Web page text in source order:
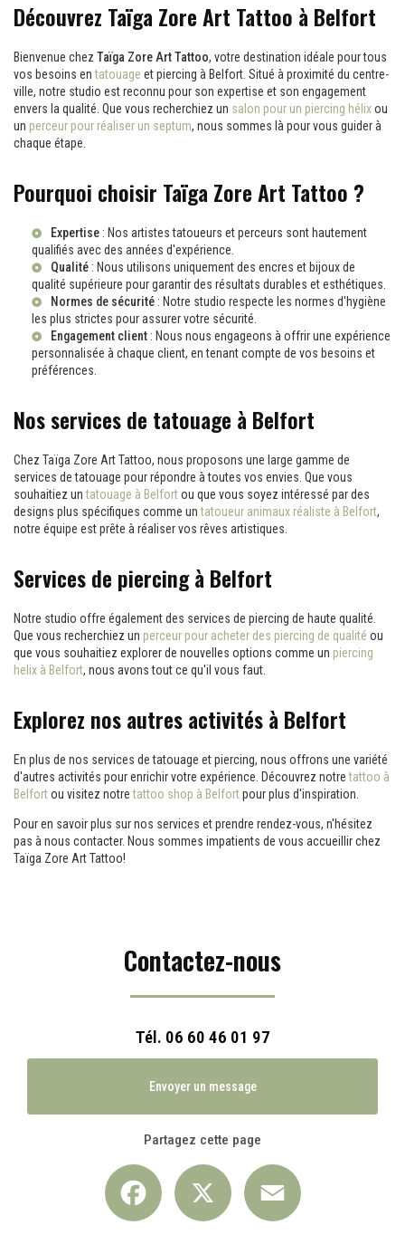
Découvrez Taïga Zore Art Tattoo à Belfort
Bienvenue chez Taïga Zore Art Tattoo, votre destination idéale pour tous
vos besoins entatouage et piercing à Belfort. Situé à proximité du centre-
ville, notre studio est reconnu pour son expertise et son engagement
envers la qualité. Que vous recherchiez un salon pour un piercing hélixou
un perceur pour réaliser un septum, nous sommes là pour vous guider à
chaque étape.
Pourquoi choisir Taïga Zore Art Tattoo ?
Expertise : Nos artistes tatoueurs et perceurs sont hautement
qualifiés avec des années d'expérience.
Qualité : Nous utilisons uniquement des encres et bijoux de
qualité supérieure pour garantir des résultats durables et esthétiques.
Normes de sécurité : Notre studio respecte les normes d'hygiène
les plus strictes pour assurer votre sécurité.
Engagement client : Nous nous engageons à offrir une expérience
personnalisée à chaque client, en tenant compte de vos besoins et
préférences.
Nos services de tatouage à Belfort
Chez Taïga Zore Art Tattoo, nous proposons une large gamme de
services de tatouage pour répondre à toutes vos envies. Que vous
souhaitiez untatouage à Belfortou que vous soyez intéressé par des
designs plus spécifiques comme untatoueur animaux réaliste à Belfort,
notre équipe est prête à réaliser vos rêves artistiques.
Services de piercing à Belfort
Notre studio offre également des services de piercing de haute qualité.
Que vous recherchiez un perceur pour acheter des piercing de qualité ou
que vous souhaitiez explorer de nouvelles options comme un piercing
helix à Belfort, nous avons tout ce qu'il vous faut.
Explorez nos autres activités à Belfort
En plus de nos services de tatouage et piercing, nous offrons une variété
d'autres activités pour enrichir votre expérience. Découvrez notretattoo à
Belfortou visitez notretattoo shop à Belfortpour plus d'inspiration.
Pour en savoir plus sur nos services et prendre rendez-vous, n'hésitez
pas à nous contacter. Nous sommes impatients de vous accueillir chez
Taïga Zore Art Tattoo!
Contactez-nous
Tél. 06 60 46 01 97
Envoyer un message
Partagez cette page
Facebook